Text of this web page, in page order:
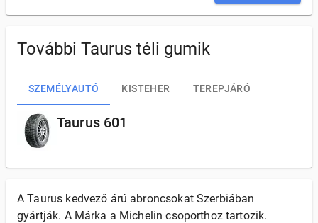
További Taurus téli gumik
SZEMÉLYAUTÓ KISTEHER TEREPJÁRÓ
Taurus 601
A Taurus kedvező árú abroncsokat Szerbiában
gyártják. A Márka a Michelin csoporthoz tartozik.